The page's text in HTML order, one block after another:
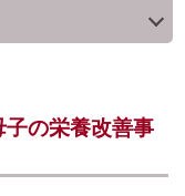
子の栄養改善事